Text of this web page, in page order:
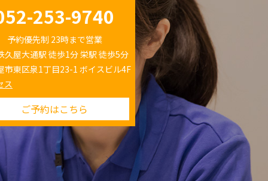
253-9740
予約優先制 23時まで営業
久屋大通駅 徒歩1分 栄駅 徒歩5分
市東区泉1丁目23-1 ボイスビル4F
ス
ご予約はこちら